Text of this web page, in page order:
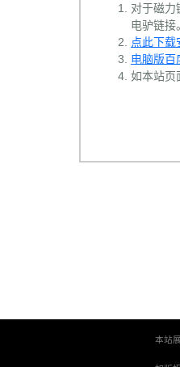
对于磁力
电驴链接。
点此下
电脑版百
如本站页
本站